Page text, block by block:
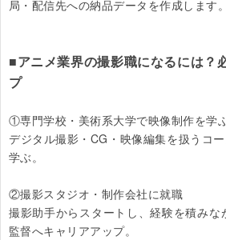
局・配信先への納品データを作成します。
■アニメ業界の撮影職になるには？
プ
①専門学校・美術系大学で映像制作を学
デジタル撮影・CG・映像編集を扱うコ
学ぶ。
②撮影スタジオ・制作会社に就職
撮影助手からスタートし、経験を積み
監督へキャリアアップ。